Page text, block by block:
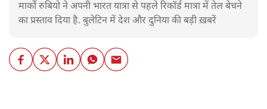
मार्को रुबियो ने अपनी भारत यात्रा से पहले रिकॉर्ड मात्रा में तेल बेचने
का प्रस्ताव दिया है. बुलेटिन में देश और दुनिया की बड़ी ख़बरें